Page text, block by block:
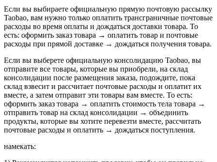
Если вы выбираете официальную прямую почтовую рассылку
Taobao, вам нужно только оплатить трансграничные почтовые
расходы во время оплаты и дождаться доставки товара. То
есть: оформить заказ товара → оплатить товар и почтовые
расходы при прямой доставке → дождаться получения товара.
Если вы выберете официальную консолидацию Taobao, вы
отправите все товары, которые вы приобрели, на склад
консолидации после размещения заказа, подождите, пока
склад взвесит и рассчитает почтовые расходы и оплатит их
вместе, а затем отправит эти товары вам вместе. То есть:
оформить заказ товара → оплатить стоимость тела товара →
отправить товар на склад консолидации → объединить
продукты, которые вы хотите перевезти вместе, рассчитать
почтовые расходы и оплатить → дождаться поступления.
намекать: